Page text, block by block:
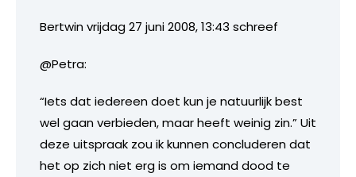
Bertwin vrijdag 27 juni 2008, 13:43 schreef
@Petra:
“Iets dat iedereen doet kun je natuurlijk best
wel gaan verbieden, maar heeft weinig zin.” Uit
deze uitspraak zou ik kunnen concluderen dat
het op zich niet erg is om iemand dood te